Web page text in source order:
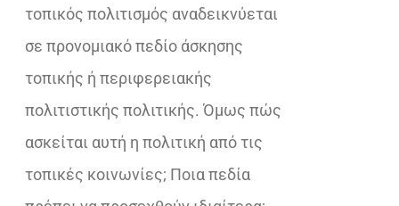
τοπικός πολιτισμός αναδεικνύεται
σε προνομιακό πεδίο άσκησης
τοπικής ή περιφερειακής
πολιτιστικής πολιτικής. Όμως πώς
ασκείται αυτή η πολιτική από τις
τοπικές κοινωνίες; Ποια πεδία